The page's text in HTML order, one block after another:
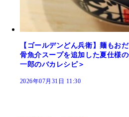
【ゴールデンどん兵衛】麺も
骨魚介スープを追加した夏仕様
一郎のバカレシピ＞
2026年07月31日 11:30